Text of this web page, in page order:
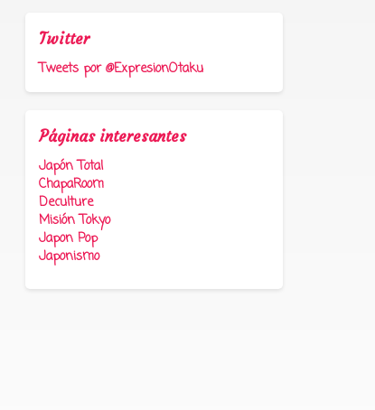
Twitter
Tweets por @ExpresionOtaku
Páginas interesantes
Japón Total
ChapaRoom
Deculture
Misión Tokyo
Japon Pop
Japonismo